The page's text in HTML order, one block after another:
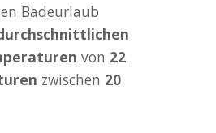
Badeurlaub
von 22
zwischen 20